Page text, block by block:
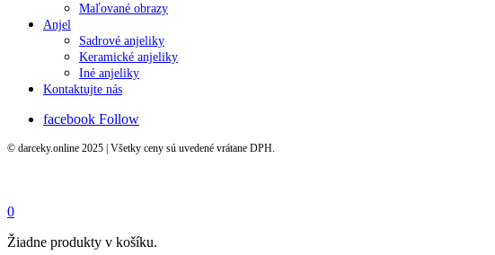
Maľované obrazy
Anjel
Sadrové anjeliky
Keramické anjeliky
Iné anjeliky
Kontaktujte nás
facebook Follow
© darceky.online 2025 | Všetky ceny sú uvedené vrátane DPH.
0
Žiadne produkty v košíku.